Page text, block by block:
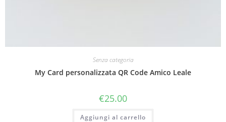
Senza categoria
My Card personalizzata QR Code Amico Leale
€25.00
Aggiungi al carrello